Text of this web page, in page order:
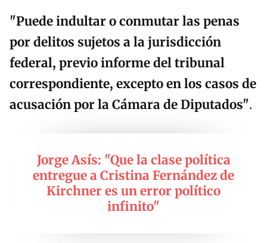
"Puede indultar o conmutar las penas
por delitos sujetos a la jurisdicción
federal, previo informe del tribunal
correspondiente, excepto en los casos de
acusación por la Cámara de Diputados".
Jorge Asís: "Que la clase política
entregue a Cristina Fernández de
Kirchner es un error político
infinito"